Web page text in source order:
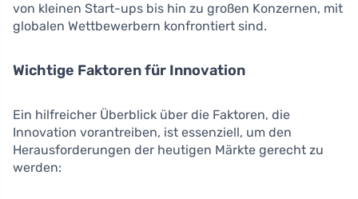
von kleinen Start-ups bis hin zu großen Konzernen, mit
globalen Wettbewerbern konfrontiert sind.
Wichtige Faktoren für Innovation
Ein hilfreicher Überblick über die Faktoren, die
Innovation vorantreiben, ist essenziell, um den
Herausforderungen der heutigen Märkte gerecht zu
werden: